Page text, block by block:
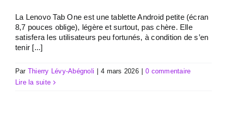
La Lenovo Tab One est une tablette Android petite (écran
8,7 pouces oblige), légère et surtout, pas chère. Elle
satisfera les utilisateurs peu fortunés, à condition de s’en
tenir [...]
Par Thierry Lévy-Abégnoli 4 mars 2026
0 commentaire
Lire la suite